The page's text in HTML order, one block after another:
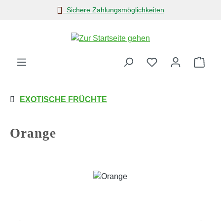
Zum Hauptinhalt springenSichere Zahlungsmöglichkeiten
EXOTISCHE FRÜCHTE
Orange
Bildergalerie überspringen